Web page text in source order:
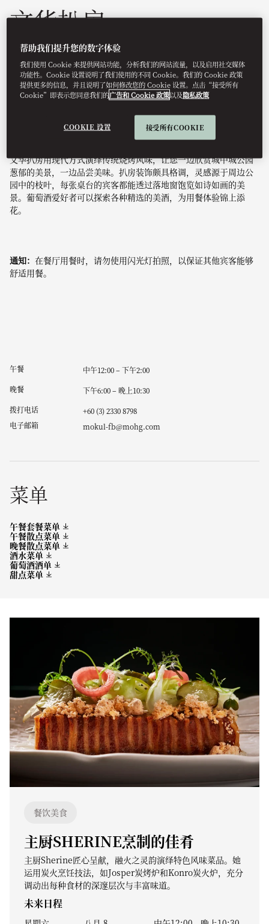
文华扒房
独具创意巧思的高品质肉类美食。
文华扒房用现代方式演绎传统烧烤风味，让您一边欣赏城中城公园
葱郁的美景，一边品尝美味。扒房装饰颇具格调，灵感源于周边公
园中的枝叶，每张桌台的宾客都能透过落地窗饱览如诗如画的美
景。葡萄酒爱好者可以探索各种精选的美酒，为用餐体验锦上添
花。
通知： 在餐厅用餐时，请勿使用闪光灯拍照，以保证其他宾客能够
舒适用餐。
午餐
中午12:00 – 下午2:00
晚餐
下午6:00 – 晚上10:30
拨打电话
+60 (3) 2330 8798
电子邮箱
mokul-fb@mohg.com
菜单
午餐套餐菜单
午餐散点菜单
晚餐散点菜单
酒水菜单
葡萄酒酒单
甜点菜单
餐饮美食
主厨SHERINE烹制的佳肴
主厨Sherine匠心呈献，融火之灵韵演绎特色风味菜品。她
运用炭火烹饪技法，如Josper炭烤炉和Konro炭火炉，充分
调动出每种食材的深邃层次与丰富味道。
未来日程
帮助我们提升您的数字体验
我们使用 Cookie 来提供网站功能，分析我们的网站流量，以及启用社交媒体
功能性。Cookie 设置说明了我们使用的不同 Cookie。我们的 Cookie 政策
提供更多的信息，并且说明了如何修改您的 Cookie 设置。点击“接受所有
Cookie”即表示您同意我们的广告和 Cookie 政策以及隐私政策
COOKIE 设置 接受所有COOKIE